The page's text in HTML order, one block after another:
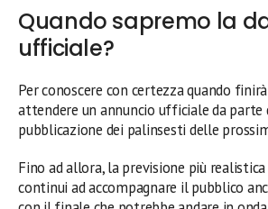
Quando sapremo la
ufficiale?
Per conoscere con certezza quando finirà
attendere un annuncio ufficiale da parte
pubblicazione dei palinsesti delle
Fino ad allora, la previsione più realistica
continui ad accompagnare il pubblico